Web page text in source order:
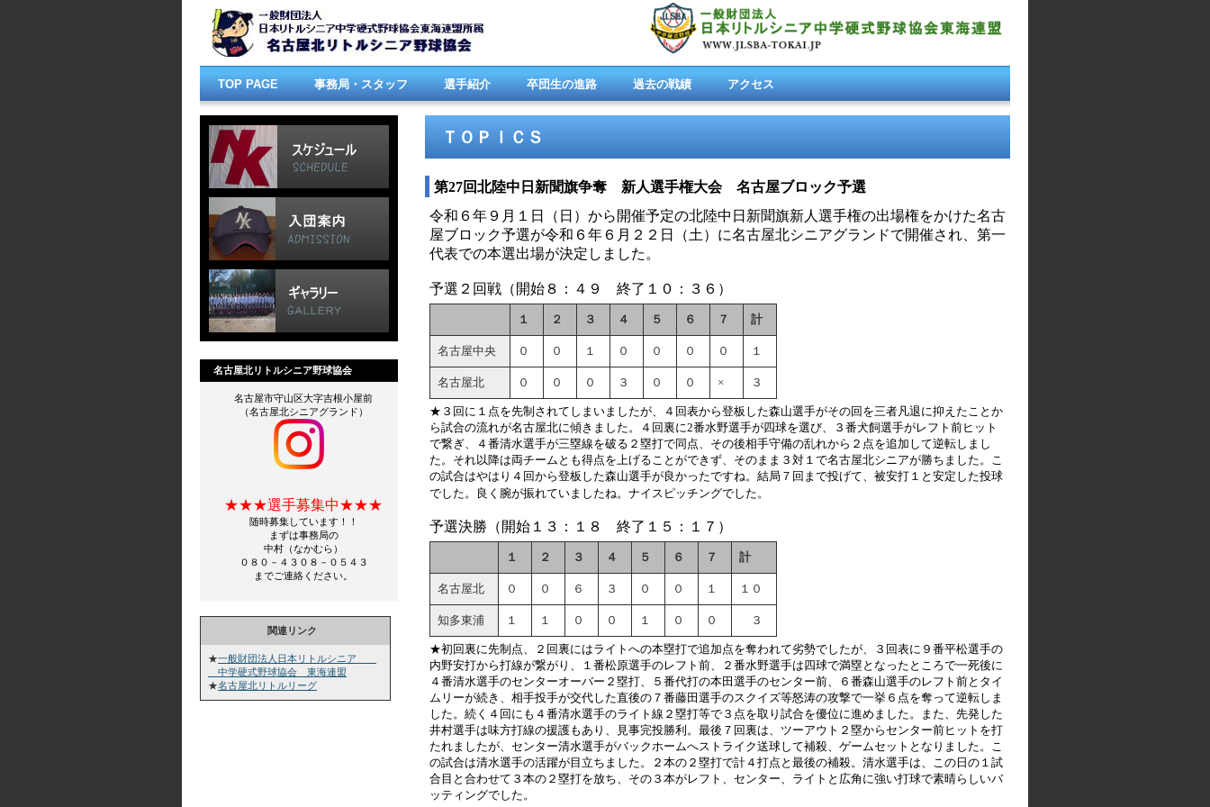
ＴＯＰＩＣＳ
第27回北陸中日新聞旗争奪 新人選手権大会 名古屋ブロック予選
令和６年９月１日（日）から開催予定の北陸中日新聞旗新人選手権の出場権をかけた名古
屋ブロック予選が令和６年６月２２日（土）に名古屋北シニアグランドで開催され、第一
代表での本選出場が決定しました。
予選２回戦（開始８：４９ 終了１０：３６）
１ ２ ３ ４ ５ ６ ７ 計
名古屋中央 ０ ０ １ ０ ０ ０ ０ １
名古屋北 ０ ０ ０ ３ ０ ０ × ３
★３回に１点を先制されてしまいましたが、４回表から登板した森山選手がその回を三者凡退に抑えたことか
ら試合の流れが名古屋北に傾きました。４回裏に2番水野選手が四球を選び、３番犬飼選手がレフト前ヒット
で繋ぎ、４番清水選手が三塁線を破る２塁打で同点、その後相手守備の乱れから２点を追加して逆転しまし
た。それ以降は両チームとも得点を上げることができず、そのまま３対１で名古屋北シニアが勝ちました。こ
の試合はやはり４回から登板した森山選手が良かったですね。結局７回まで投げて、被安打１と安定した投球
でした。良く腕が振れていましたね。ナイスピッチングでした。
予選決勝（開始１３：１８ 終了１５：１７）
１ ２ ３ ４ ５ ６ ７ 計
名古屋北 ０ ０ ６ ３ ０ ０ １ １０
知多東浦 １ １ ０ ０ １ ０ ０ ３
★初回裏に先制点、２回裏にはライトへの本塁打で追加点を奪われて劣勢でしたが、３回表に９番平松選手の
内野安打から打線が繋がり、１番松原選手のレフト前、２番水野選手は四球で満塁となったところで一死後に
４番清水選手のセンターオーバー２塁打、５番代打の本田選手のセンター前、６番森山選手のレフト前とタイ
ムリーが続き、相手投手が交代した直後の７番藤田選手のスクイズ等怒涛の攻撃で一挙６点を奪って逆転しま
した。続く４回にも４番清水選手のライト線２塁打等で３点を取り試合を優位に進めました。また、先発した
井村選手は味方打線の援護もあり、見事完投勝利。最後７回裏は、ツーアウト２塁からセンター前ヒットを打
たれましたが、センター清水選手がバックホームへストライク送球して補殺、ゲームセットとなりました。こ
の試合は清水選手の活躍が目立ちました。２本の２塁打で計４打点と最後の補殺。清水選手は、この日の１試
合目と合わせて３本の２塁打を放ち、その３本がレフト、センター、ライトと広角に強い打球で素晴らしいバ
ッティングでした。
TOP PAGE 事務局・スタッフ 選手紹介 卒団生の進路 過去の戦績 アクセス
名古屋北リトルシニア野球協会
名古屋市守山区大字吉根小屋前
（名古屋北シニアグランド）
★★★選手募集中★★★
随時募集しています！！
まずは事務局の
中村（なかむら）
０８０－４３０８－０５４３
までご連絡ください。
関連リンク
★一般財団法人日本リトルシニア
中学硬式野球協会 東海連盟
★名古屋北リトルリーグ